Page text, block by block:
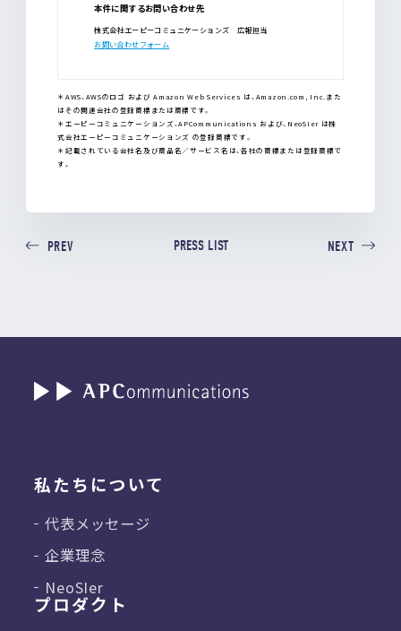
本件に関するお問い合わせ先
株式会社エーピーコミュニケーションズ 広報担当
お問い合わせフォーム
＊AWS、AWSのロゴ および Amazon Web Services は、Amazon.com, Inc.また
はその関連会社の登録商標または商標です。
＊エーピーコミュニケーションズ、APCommunications および、NeoSIer は株
式会社エーピーコミュニケーションズ の登録商標です。
＊記載されている会社名及び商品名／サービス名は、各社の商標または登録商標で
す。
PREV PRESS LIST NEXT
私たちについて
代表メッセージ
企業理念
NeoSIer
プロダクト